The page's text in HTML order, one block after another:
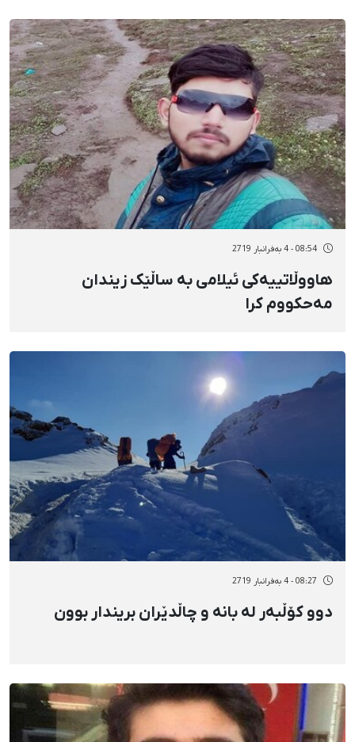
08:54 - 4 بەفرانبار 2719
هاووڵاتییەکی ئیلامی بە ساڵێک زیندان
مەحکووم کرا
08:27 - 4 بەفرانبار 2719
دوو کۆڵبەر لە بانە و چاڵدێران بریندار بوون